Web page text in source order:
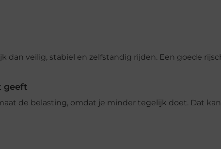
dan veilig, stabiel en zelfstandig rijden. Een goede
geeft
de belasting, omdat je minder tegelijk doet. Dat